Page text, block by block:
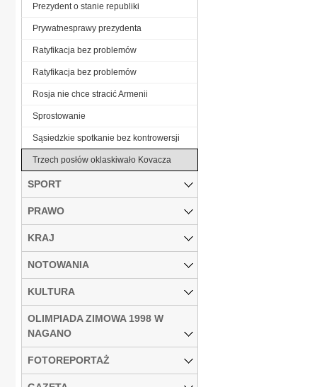
Prezydent o stanie republiki
Prywatnesprawy prezydenta
Ratyfikacja bez problemów
Ratyfikacja bez problemów
Rosja nie chce stracić Armenii
Sprostowanie
Sąsiedzkie spotkanie bez kontrowersji
Trzech posłów oklaskiwało Kovacza
SPORT
PRAWO
KRAJ
NOTOWANIA
KULTURA
OLIMPIADA ZIMOWA 1998 W
NAGANO
FOTOREPORTAŻ